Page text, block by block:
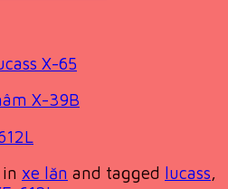
X-65
X-39B
xe lăn and tagged lucass,